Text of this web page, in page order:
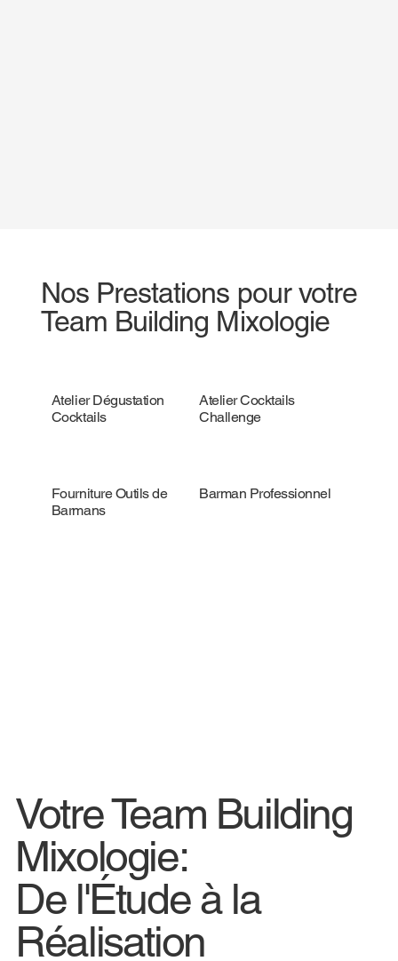
Nos Prestations pour votre
Team Building Mixologie
Atelier Dégustation
Cocktails
Atelier Cocktails
Challenge
Fourniture Outils de
Barmans
Barman Professionnel
Votre Team Building
Mixologie:
De l'Étude à la
Réalisation